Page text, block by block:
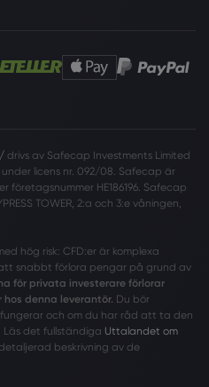
drivs av Safecap Investments Limited
licens nr. 092/08. Safecap är
företagsnummer HE186196. Safecap
TOWER, 2:a och 3:e våningen,
hög risk: CFD:er är komplexa
snabbt förlora pengar på grund av
för privata investerare förlorar
denna leverantör. Du bör
och om du har råd att ta den
det fullständiga Uttalandet om
detaljerad beskrivning av de